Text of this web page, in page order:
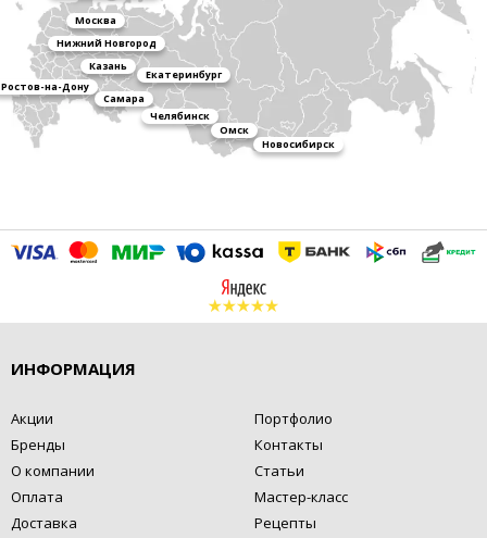
Москва
Нижний Новгород
Казань
Екатеринбург
Ростов-на-Дону
Самара
Челябинск
Омск
Новосибирск
ИНФОРМАЦИЯ
Акции
Бренды
О компании
Оплата
Доставка
Портфолио
Контакты
Статьи
Мастер-класс
Рецепты